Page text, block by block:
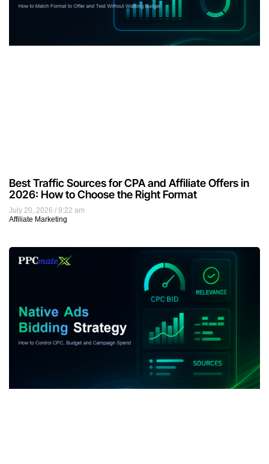
July 20, 2026
9:22 am
Affiliate Marketing
Best Traffic Sources for CPA and Affiliate Offers in
2026: How to Choose the Right Format